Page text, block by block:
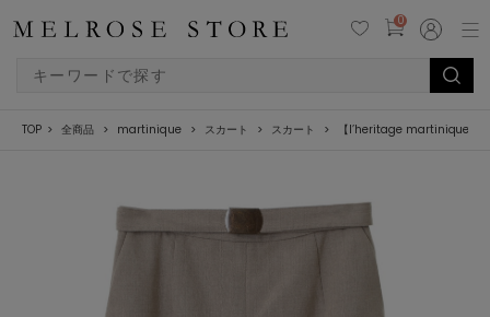
0
TOP 全商品 martinique スカート スカート 【l’heritage martinique/レ